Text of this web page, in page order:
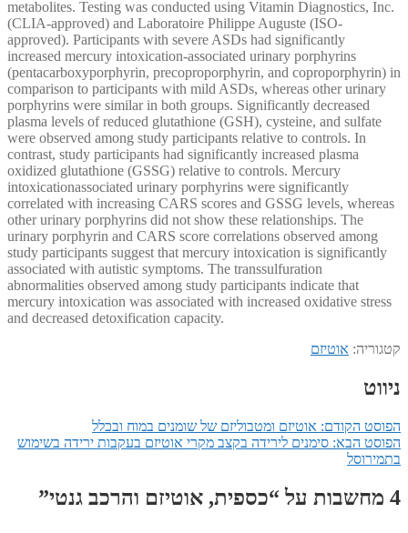
metabolites. Testing was conducted using Vitamin Diagnostics, Inc.
(CLIA-approved) and Laboratoire Philippe Auguste (ISO-
approved). Participants with severe ASDs had significantly
increased mercury intoxication-associated urinary porphyrins
(pentacarboxyporphyrin, precoproporphyrin, and coproporphyrin) in
comparison to participants with mild ASDs, whereas other urinary
porphyrins were similar in both groups. Significantly decreased
plasma levels of reduced glutathione (GSH), cysteine, and sulfate
were observed among study participants relative to controls. In
contrast, study participants had significantly increased plasma
oxidized glutathione (GSSG) relative to controls. Mercury
intoxicationassociated urinary porphyrins were significantly
correlated with increasing CARS scores and GSSG levels, whereas
other urinary porphyrins did not show these relationships. The
urinary porphyrin and CARS score correlations observed among
study participants suggest that mercury intoxication is significantly
associated with autistic symptoms. The transsulfuration
abnormalities observed among study participants indicate that
mercury intoxication was associated with increased oxidative stress
and decreased detoxification capacity.
קטגוריה: אוטיזם
ניווט
הפוסט הקודם: אוטיזם ומטבוליזם של שומנים במוח ובכלל
הפוסט הבא: סימנים לירידה בקצב מקרי אוטיזם בעקבות ירידה בשימוש
בתמירוסל
4 מחשבות על “ כספית, אוטיזם והרכב גנטי”